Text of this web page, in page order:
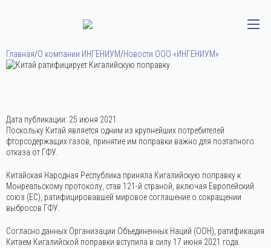
Главная/О компании ИНГЕНИУМ/Новости ООО «ИНГЕНИУМ»
Дата публикации: 25 июня 2021
Поскольку Китай является одним из крупнейших потребителей
фторсодержащих газов, принятие им поправки важно для поэтапного
отказа от ГФУ.
Китайская Народная Республика приняла Кигалийскую поправку к
Монреальскому протоколу, став 121-й страной, включая Европейский
союз (ЕС), ратифицировавшей мировое соглашение о сокращении
выбросов ГФУ.
Согласно данных Организации Объединенных Наций (ООН), ратификация
Китаем Кигалийской поправки вступила в силу 17 июня 2021 года.